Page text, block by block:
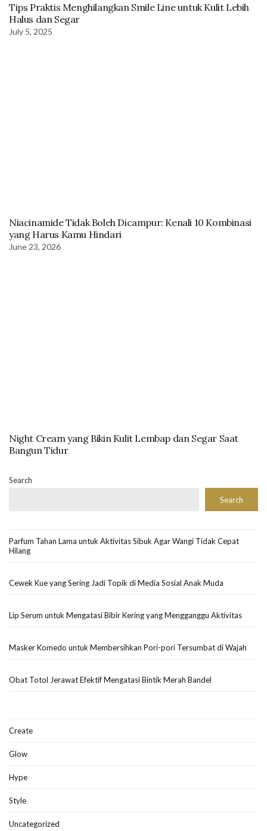
Tips Praktis Menghilangkan Smile Line untuk Kulit Lebih
Halus dan Segar
July 5, 2025
Niacinamide Tidak Boleh Dicampur: Kenali 10 Kombinasi
yang Harus Kamu Hindari
June 23, 2026
Cewek Kue yang Sering Jadi Topik di Media Sosial Anak Muda
Lip Serum untuk Mengatasi Bibir Kering yang Mengganggu Aktivitas
Obat Totol Jerawat Efektif Mengatasi Bintik Merah Bandel
Hype
fashion, dan kreativitas bagi anak muda yang ingin tampil percaya diri